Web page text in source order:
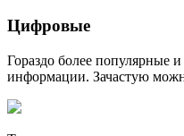
Цифровые
Гораздо более популярные
информации. Зачастую